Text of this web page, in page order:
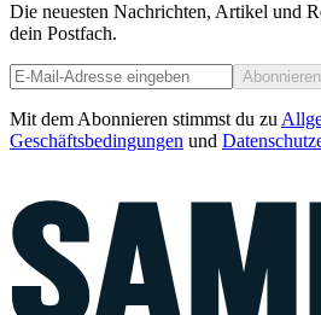
Die neuesten Nachrichten, Artikel und
dein Postfach.
Abonnieren
Mit dem Abonnieren stimmst du zu
Geschäftsbedingungen und